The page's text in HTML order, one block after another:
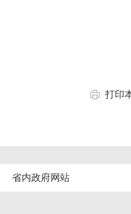
打印
省内政府网站